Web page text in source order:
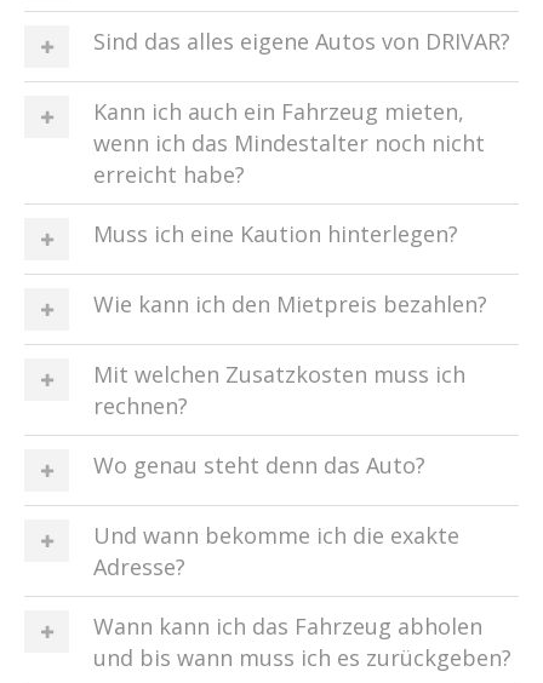
Sind das alles eigene Autos von DRIVAR?
Kann ich auch ein Fahrzeug mieten,
wenn ich das Mindestalter noch nicht
erreicht habe?
Muss ich eine Kaution hinterlegen?
Wie kann ich den Mietpreis bezahlen?
Mit welchen Zusatzkosten muss ich
rechnen?
Wo genau steht denn das Auto?
Und wann bekomme ich die exakte
Adresse?
Wann kann ich das Fahrzeug abholen
und bis wann muss ich es zurückgeben?